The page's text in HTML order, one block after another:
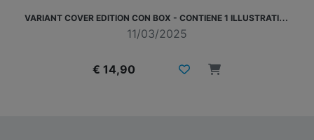
V
ARIANT COVER EDITION CON BOX - CONTIENE 1 ILLUSTRATION CARD, 1 SET DI STICKERS E 1 SET DI SEGNALIBRI IN PVC
11/03/2025
€ 14,90